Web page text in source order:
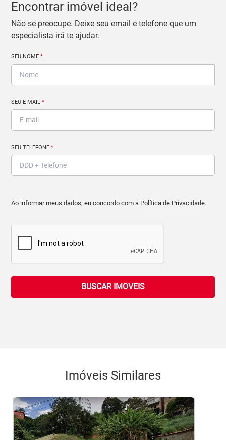
Encontrar imóvel ideal?
Não se preocupe. Deixe seu email e telefone que um
especialista irá te ajudar.
SEU NOME*
SEU E-MAIL*
SEU TELEFONE*
Ao informar meus dados, eu concordo com a Política de Privacidade.
BUSCAR IMOVEIS
Imóveis Similares